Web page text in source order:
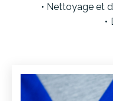
Nettoyage et